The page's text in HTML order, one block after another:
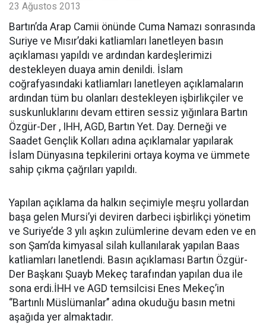
23 Ağustos 2013
Bartın’da Arap Camii önünde Cuma Namazı sonrasında
Suriye ve Mısır’daki katliamları lanetleyen basın
açıklaması yapıldı ve ardından kardeşlerimizi
destekleyen duaya amin denildi. İslam
coğrafyasındaki katliamları lanetleyen açıklamaların
ardından tüm bu olanları destekleyen işbirlikçiler ve
suskunluklarını devam ettiren sessiz yığınlara Bartın
Özgür-Der , IHH, AGD, Bartın Yet. Day. Derneği ve
Saadet Gençlik Kolları adına açıklamalar yapılarak
İslam Dünyasına tepkilerini ortaya koyma ve ümmete
sahip çıkma çağrıları yapıldı.
Yapılan açıklama da halkın seçimiyle meşru yollardan
başa gelen Mursi’yi deviren darbeci işbirlikçi yönetim
ve Suriye’de 3 yılı aşkın zulümlerine devam eden ve en
son Şam’da kimyasal silah kullanılarak yapılan Baas
katliamları lanetlendi. Basın açıklaması Bartın Özgür-
Der Başkanı Şuayb Mekeç tarafından yapılan dua ile
sona erdi.İHH ve AGD temsilcisi Enes Mekeç’in
‘’Bartınlı Müslümanlar’’ adına okuduğu basın metni
aşağıda yer almaktadır.